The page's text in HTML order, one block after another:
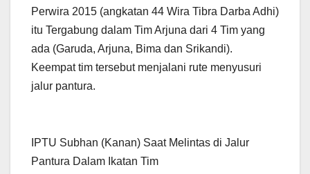
Perwira 2015 (angkatan 44 Wira Tibra Darba Adhi)
itu Tergabung dalam Tim Arjuna dari 4 Tim yang
ada (Garuda, Arjuna, Bima dan Srikandi).
Keempat tim tersebut menjalani rute menyusuri
jalur pantura.
IPTU Subhan (Kanan) Saat Melintas di Jalur
Pantura Dalam Ikatan Tim